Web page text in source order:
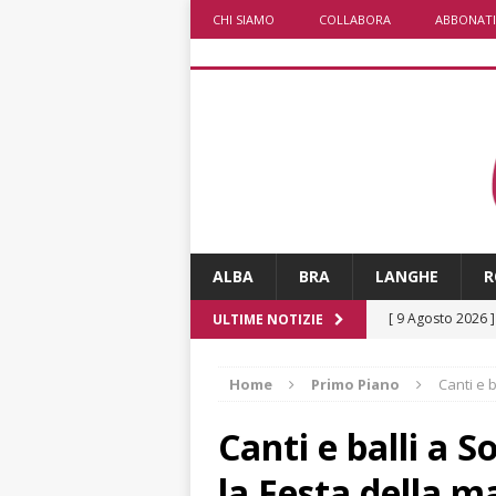
CHI SIAMO COLLABORA ABBONATI
ALBA BRA LANGHE
ULTIME NOTIZIE [ 9 Agosto 2026 ]
rotonda al Gallo
[ 8 Agosto 2026 ]
Home Primo Piano Canti e
Canti e balli a